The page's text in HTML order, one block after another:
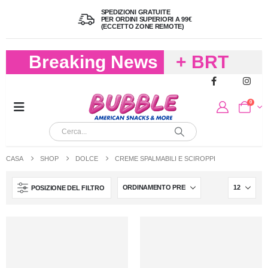
SPEDIZIONI GRATUITE
PER ORDINI SUPERIORI A 99€
(ECCETTO ZONE REMOTE)
Breaking News
+ BRT
FREDDO
PER
0
CASA SHOP DOLCE CREME SPALMABILI E SCIROPPI
POSIZIONE DEL FILTRO